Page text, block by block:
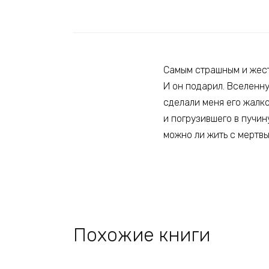
Самым страшным и
И он подарил.
сделали меня его
и погрузившего в
можно ли жить с
Похожие книги